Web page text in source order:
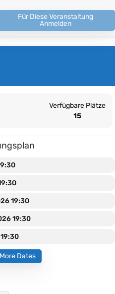
Für Diese Veranstaltung
Anmelden
Verfügbare Plätze
15
19:30
19:30
Dates